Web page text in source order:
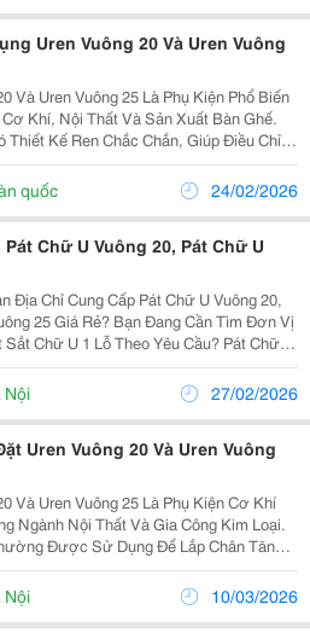
Uren Vuông 20 Và Uren Vuông
Và Uren Vuông 25 Là Phụ Kiện Phổ Biến
Khí, Nội Thất Và Sản Xuất Bàn Ghế.
Thiết Kế Ren Chắc Chắn, Giúp Điều Chỉnh
Bằng Bề Mặt Và Tăng Độ Ổn Định Cho
Kim Loại. Việc Sử Dụng Pát Sắt Chữ...
quốc 24/02/2026
Chữ U Vuông 20, Pát Chữ U
Địa Chỉ Cung Cấp Pát Chữ U Vuông 20,
Bạn Đang Cần Tìm Đơn Vị
Chữ U 1 Lỗ Theo Yêu Cầu? Pát Chữ U
Chữ U Vuông 25 Là Phụ Kiện Liên Kết
Sản Xuất Nội Thất, Bàn...
Nội 27/02/2026
Uren Vuông 20 Và Uren Vuông
Và Uren Vuông 25 Là Phụ Kiện Cơ Khí
Ngành Nội Thất Và Gia Công Kim Loại.
Được Sử Dụng Để Lắp Chân Tăng
Tủ, Kệ Sắt Hoặc Các Kết Cấu Khung
Đặt Đúng Cách Giúp Tăng Độ Chắc
Nội 10/03/2026